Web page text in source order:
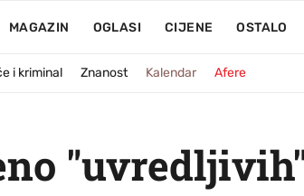
MAGAZIN OGLASI CIJENE OSTALO
i kriminal Znanost Kalendar Afere